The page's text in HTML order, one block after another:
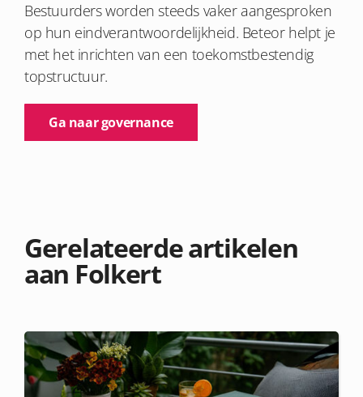
Bestuurders worden steeds vaker aangesproken
op hun eindverantwoordelijkheid. Beteor helpt je
met het inrichten van een toekomstbestendig
topstructuur.
Ga naar governance
Gerelateerde artikelen
aan Folkert